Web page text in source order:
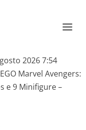
2026 7:54
Marvel Avengers:
e 9 Minifigure –